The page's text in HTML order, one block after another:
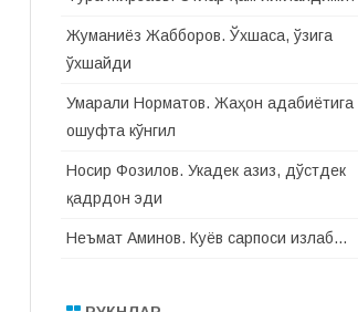
Жуманиёз Жабборов. Ўхшаса, ўзига
ўхшайди
Умарали Норматов. Жаҳон адабиётига
ошуфта кўнгил
Носир Фозилов. Укадек азиз, дўстдек
қадрдон эди
Неъмат Аминов. Куёв сарпоси излаб…